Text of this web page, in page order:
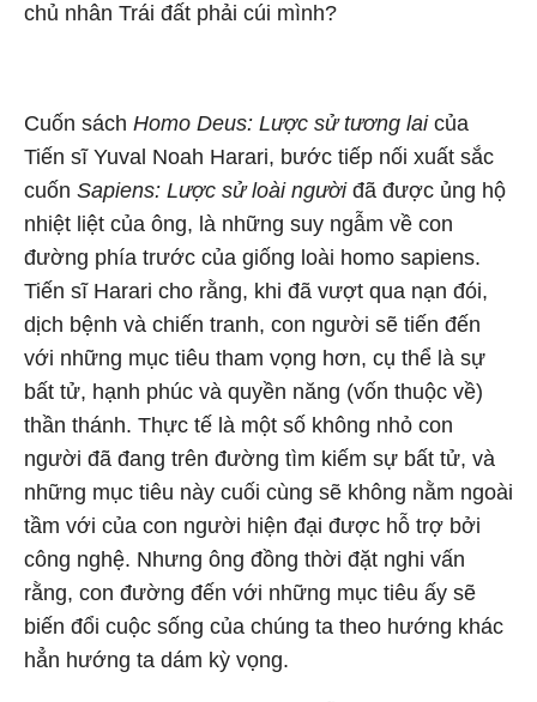
chủ nhân Trái đất phải cúi mình?
Cuốn sách Homo Deus: Lược sử tương lai của
Tiến sĩ Yuval Noah Harari, bước tiếp nối xuất sắc
cuốn Sapiens: Lược sử loài ngườiđã được ủng hộ
nhiệt liệt của ông, là những suy ngẫm về con
đường phía trước của giống loài homo sapiens.
Tiến sĩ Harari cho rằng, khi đã vượt qua nạn đói,
dịch bệnh và chiến tranh, con người sẽ tiến đến
với những mục tiêu tham vọng hơn, cụ thể là sự
bất tử, hạnh phúc và quyền năng (vốn thuộc về)
thần thánh. Thực tế là một số không nhỏ con
người đã đang trên đường tìm kiếm sự bất tử, và
những mục tiêu này cuối cùng sẽ không nằm ngoài
tầm với của con người hiện đại được hỗ trợ bởi
công nghệ. Nhưng ông đồng thời đặt nghi vấn
rằng, con đường đến với những mục tiêu ấy sẽ
biến đổi cuộc sống của chúng ta theo hướng khác
hẳn hướng ta dám kỳ vọng.